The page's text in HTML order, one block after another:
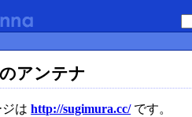
アンテナ
ジはhttp://sugimura.cc/です。